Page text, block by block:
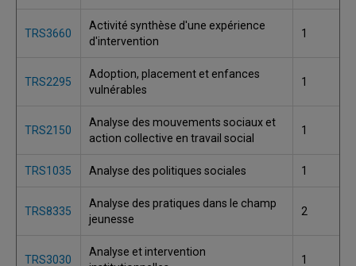
TRS3660
Activité synthèse d'une expérience
d'intervention
1
TRS2295
Adoption, placement et enfances
vulnérables
1
TRS2150
Analyse des mouvements sociaux et
action collective en travail social
1
TRS1035 Analyse des politiques sociales 1
TRS8335
Analyse des pratiques dans le champ
jeunesse
2
TRS3030
Analyse et intervention
1